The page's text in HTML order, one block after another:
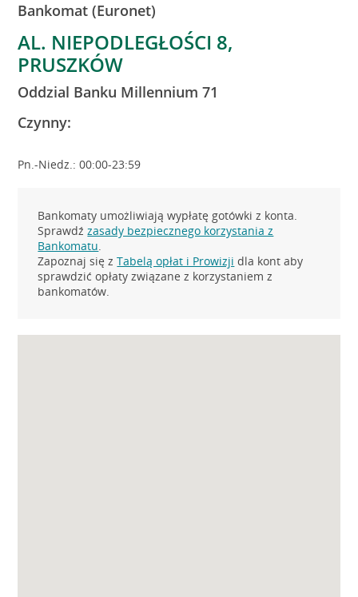
Bankomat (Euronet)
AL. NIEPODLEGŁOŚCI 8,
PRUSZKÓW
Oddzial Banku Millennium 71
Czynny:
Pn.-Niedz.: 00:00-23:59
Bankomaty umożliwiają wypłatę gotówki z konta.
Sprawdźzasady bezpiecznego korzystania z
Bankomatu.
Zapoznaj się zTabelą opłat i Prowizji dla kont aby
sprawdzić opłaty związane z korzystaniem z
bankomatów.